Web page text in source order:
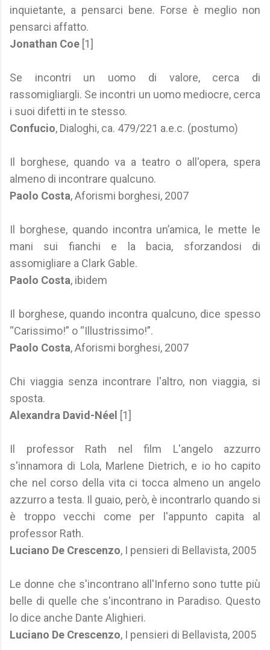
inquietante, a pensarci bene. Forse è meglio non
pensarci affatto.
Jonathan Coe [1]
Se incontri un uomo di valore, cerca di
rassomigliargli. Se incontri un uomo mediocre, cerca
i suoi difetti in te stesso.
Confucio, Dialoghi, ca. 479/221 a.e.c. (postumo)
Il borghese, quando va a teatro o all'opera, spera
almeno di incontrare qualcuno.
Paolo Costa, Aforismi borghesi, 2007
Il borghese, quando incontra un’amica, le mette le
mani sui fianchi e la bacia, sforzandosi di
assomigliare a Clark Gable.
Paolo Costa, ibidem
Il borghese, quando incontra qualcuno, dice spesso
“Carissimo!” o “Illustrissimo!”.
Paolo Costa, Aforismi borghesi, 2007
Chi viaggia senza incontrare l'altro, non viaggia, si
sposta.
Alexandra David-Néel [1]
Il professor Rath nel film L'angelo azzurro
s'innamora di Lola, Marlene Dietrich, e io ho capito
che nel corso della vita ci tocca almeno un angelo
azzurro a testa. Il guaio, però, è incontrarlo quando si
è troppo vecchi come per l'appunto capita al
professor Rath.
Luciano De Crescenzo, I pensieri di Bellavista, 2005
Le donne che s'incontrano all'Inferno sono tutte più
belle di quelle che s'incontrano in Paradiso. Questo
lo dice anche Dante Alighieri.
Luciano De Crescenzo, I pensieri di Bellavista, 2005